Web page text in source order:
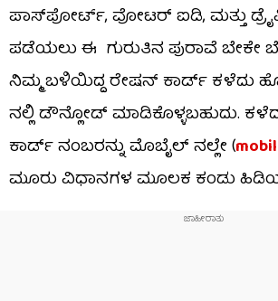
ಪಾಸ್‌ಪೋರ್ಟ್, ವೋಟರ್ ಐಡಿ, ಮತ್ತು
ಪಡೆಯಲು ಈ ಗುರುತಿನ ಪುರಾವೆ ಬೇಕೇ
ನಿಮ್ಮ ಬಳಿಯಿದ್ದ ರೇಷನ್ ಕಾರ್ಡ್ ಕಳೆದು
ನಲ್ಲಿ ಡೌನ್ಲೋಡ್ ಮಾಡಿಕೊಳ್ಳಬಹುದು.
ಕಾರ್ಡ್ ನಂಬರನ್ನು ಮೊಬೈಲ್ ನಲ್ಲೇ (
ಮೂರು ವಿಧಾನಗಳ ಮೂಲಕ ಕಂಡು